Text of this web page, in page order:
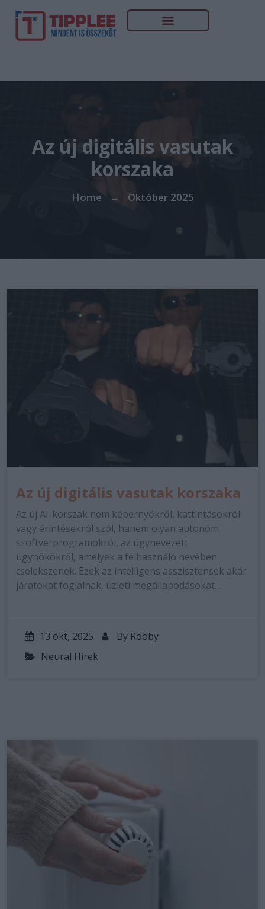
Az új digitális vasutak
korszaka
Home → Október 2025
Az új digitális vasutak korszaka
Az új AI-korszak nem képernyőkről, kattintásokról
vagy érintésekról szól, hanem olyan autonóm
szoftverprogramokról, az úgynevezett
ügynökökről, amelyek a felhasználó nevében
cselekszenek. Ezek az intelligens asszisztensek akár
járatokat foglalnak, üzleti megállapodásokat…
13 okt, 2025 By Rooby
Neural Hírek